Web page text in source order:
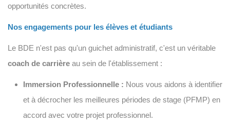
opportunités concrètes.
Nos engagements pour les élèves et étudiants
Le BDE n'est pas qu'un guichet administratif, c'est un véritable
coach de carrière au sein de l'établissement :
Immersion Professionnelle : Nous vous aidons à identifier
et à décrocher les meilleures périodes de stage (PFMP) en
accord avec votre projet professionnel.